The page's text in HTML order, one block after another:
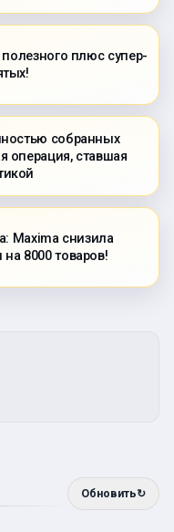
полезного плюс супер-
собранных
операция, ставшая
Maxima снизила
8000 товаров!
Обновить↻